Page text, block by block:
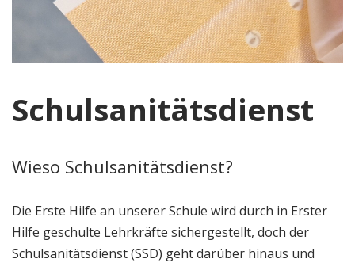
Schulsanitätsdienst
Wieso Schulsanitätsdienst?
Die Erste Hilfe an unserer Schule wird durch in Erster
Hilfe geschulte Lehrkräfte sichergestellt, doch der
Schulsanitätsdienst (SSD) geht darüber hinaus und